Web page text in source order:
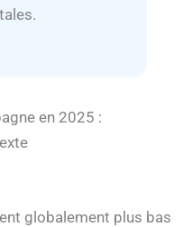
en 2025 :
globalement plus bas